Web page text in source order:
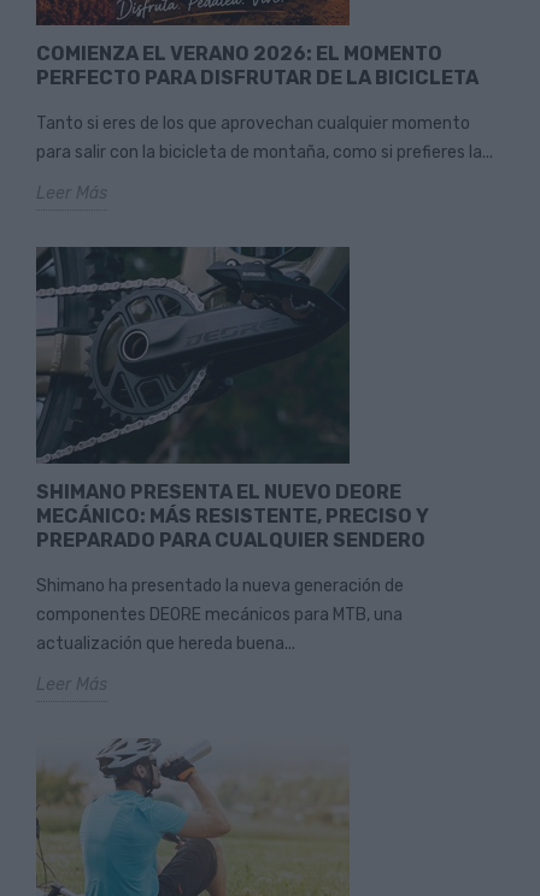
COMIENZA EL VERANO 2026: EL MOMENTO
PERFECTO PARA DISFRUTAR DE LA BICICLETA
Tanto si eres de los que aprovechan cualquier momento
para salir con la bicicleta de montaña, como si prefieres la...
Leer Más
SHIMANO PRESENTA EL NUEVO DEORE
MECÁNICO: MÁS RESISTENTE, PRECISO Y
PREPARADO PARA CUALQUIER SENDERO
Shimano ha presentado la nueva generación de
componentes DEORE mecánicos para MTB, una
actualización que hereda buena...
Leer Más